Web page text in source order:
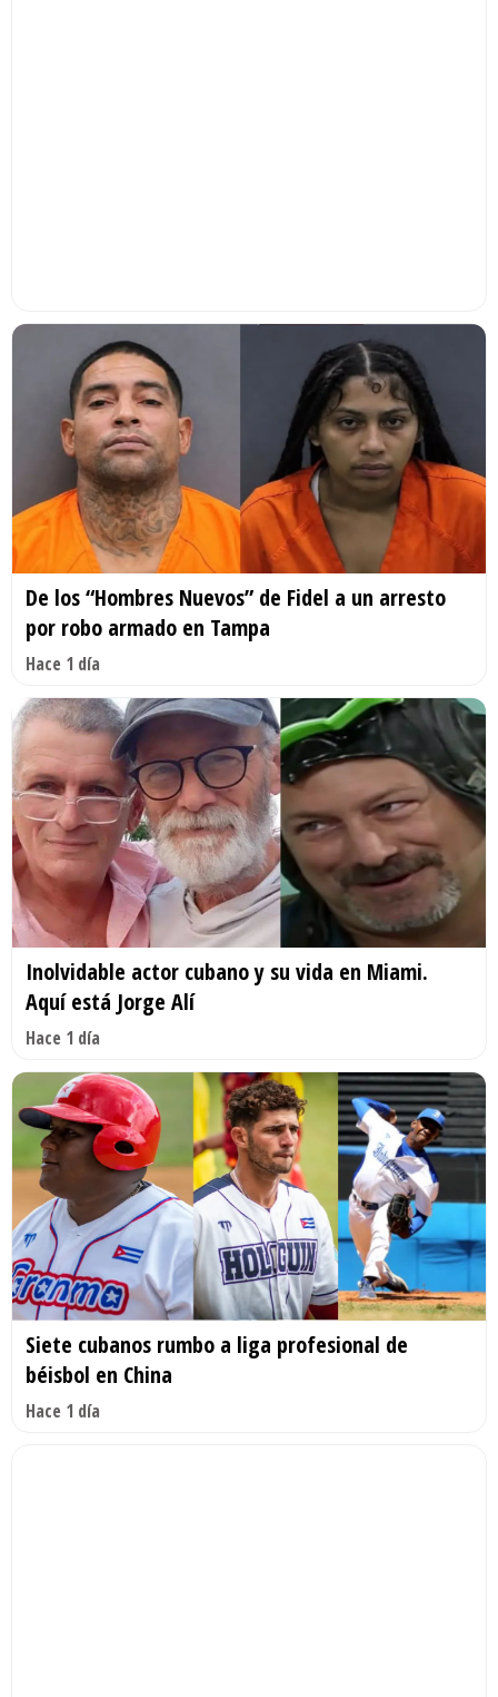
De los “Hombres Nuevos” de Fidel a un arresto
por robo armado en Tampa
Hace 1 día
Inolvidable actor cubano y su vida en Miami.
Aquí está Jorge Alí
Hace 1 día
Siete cubanos rumbo a liga profesional de
béisbol en China
Hace 1 día